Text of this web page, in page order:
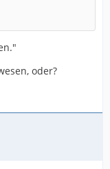
oder?